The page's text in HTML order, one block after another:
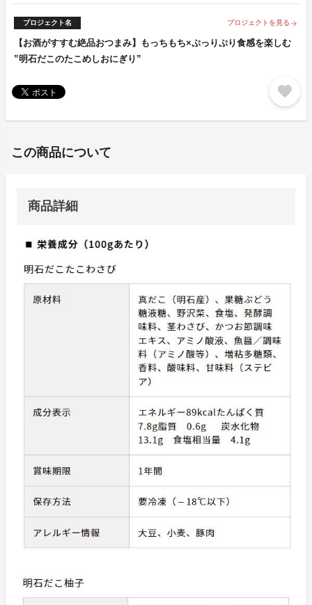
プロジェクト名 プロジェクトを見る arrow_forward
【お酒がすすむ絶品おつまみ】もっちもち×ぷっりぷり食感を楽しむ
”明石だこのたこめしおにぎり”
favorite
この商品について
商品詳細